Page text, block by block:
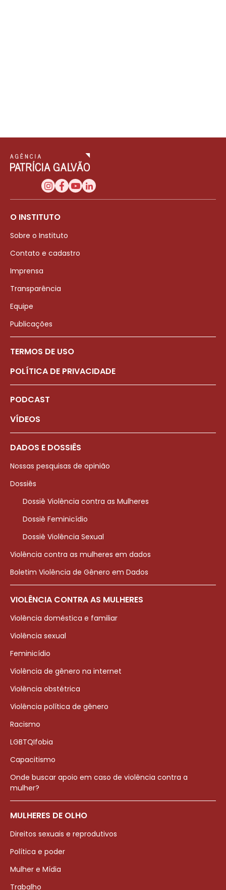
O INSTITUTO
Sobre o Instituto
Contato e cadastro
Imprensa
Transparência
Equipe
Publicações
TERMOS DE USO
POLÍTICA DE PRIVACIDADE
PODCAST
VÍDEOS
DADOS E DOSSIÊS
Nossas pesquisas de opinião
Dossiês
Dossiê Violência contra as Mulheres
Dossiê Feminicídio
Dossiê Violência Sexual
Violência contra as mulheres em dados
Boletim Violência de Gênero em Dados
VIOLÊNCIA CONTRA AS MULHERES
Violência doméstica e familiar
Violência sexual
Feminicídio
Violência de gênero na internet
Violência obstétrica
Violência política de gênero
Racismo
LGBTQIfobia
Capacitismo
Onde buscar apoio em caso de violência contra a
mulher?
MULHERES DE OLHO
Direitos sexuais e reprodutivos
Política e poder
Mulher e Mídia
Trabalho